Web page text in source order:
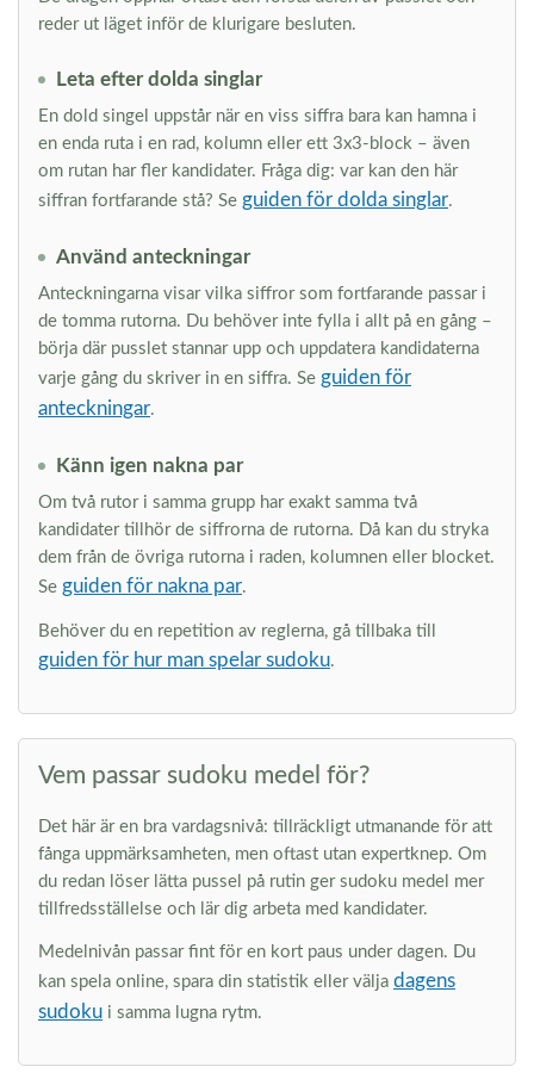
reder ut läget inför de klurigare besluten.
Leta efter dolda singlar
En dold singel uppstår när en viss siffra bara kan hamna i
en enda ruta i en rad, kolumn eller ett 3x3-block – även
om rutan har fler kandidater. Fråga dig: var kan den här
siffran fortfarande stå? Se guiden för dolda singlar.
Använd anteckningar
Anteckningarna visar vilka siffror som fortfarande passar i
de tomma rutorna. Du behöver inte fylla i allt på en gång –
börja där pusslet stannar upp och uppdatera kandidaterna
varje gång du skriver in en siffra. Se guiden för
anteckningar.
Känn igen nakna par
Om två rutor i samma grupp har exakt samma två
kandidater tillhör de siffrorna de rutorna. Då kan du stryka
dem från de övriga rutorna i raden, kolumnen eller blocket.
Se guiden för nakna par.
Behöver du en repetition av reglerna, gå tillbaka till
guiden för hur man spelar sudoku.
Vem passar sudoku medel för?
Det här är en bra vardagsnivå: tillräckligt utmanande för att
fånga uppmärksamheten, men oftast utan expertknep. Om
du redan löser lätta pussel på rutin ger sudoku medel mer
tillfredsställelse och lär dig arbeta med kandidater.
Medelnivån passar fint för en kort paus under dagen. Du
kan spela online, spara din statistik eller välja dagens
sudoku i samma lugna rytm.